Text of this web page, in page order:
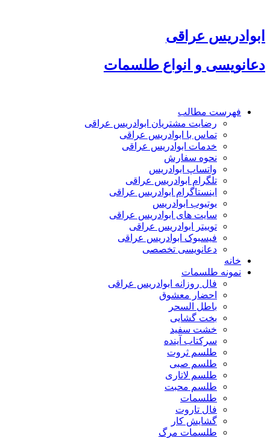
محتوا
ابوادریس عراقی
دعانویسی و انواع طلسمات
فهرست مطالب
رضایت مشتریان ابوادریس عراقی
تماس با ابوادریس عراقی
خدمات ابوادریس عراقی
نحوه سفارش
واتساپ ابوادریس
تلگرام ابوادریس عراقی
اینستاگرام ابوادریس عراقی
یوتیوب ابوادریس
سایت های ابوادریس عراقی
توییتر ابوادریس عراقی
فیسبوک ابوادریس عراقی
دعانویسی تخصصی
خانه
نمونه طلسمات
فال روزانه ابوادریس عراقی
احضار معشوق
باطل السحر
بخت گشایی
خشت سفید
سرکتاب آینده
طلسم ثروت
طلسم صبی
طلسم لاتاری
طلسم محبت
طلسمات
فال تاروت
گشایش کار
طلسمات مرگ